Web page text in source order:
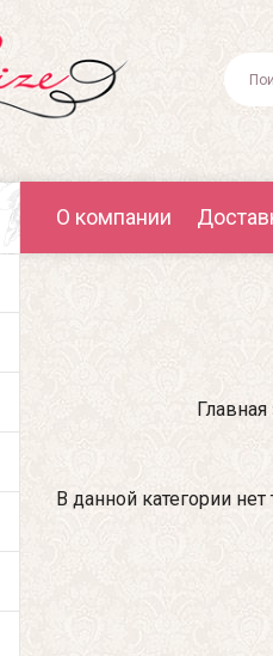
О компании
Главная
В данной категории нет